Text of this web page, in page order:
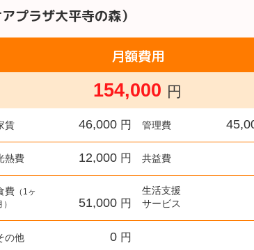
プラザ大平寺の森）
月額費用
154,000 円
賃 46,000 円 管理費
熱費 12,000 円 共益費
費（1ヶ
）
51,000 円
生活支援
サービス
の他 0 円